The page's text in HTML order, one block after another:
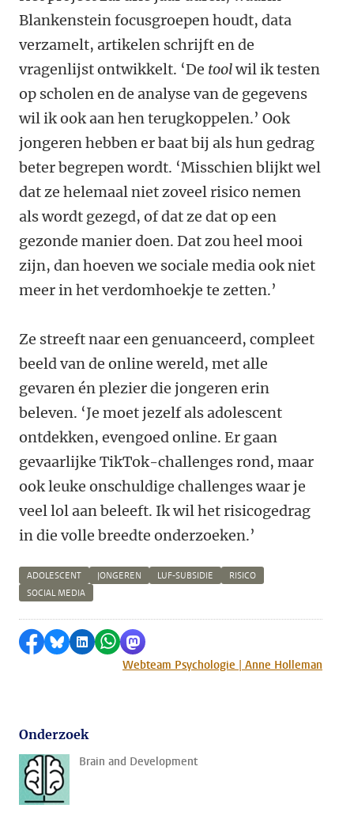
Blankenstein focusgroepen houdt, data
verzamelt, artikelen schrijft en de
vragenlijst ontwikkelt. ‘De toolwil ik testen
op scholen en de analyse van de gegevens
wil ik ook aan hen terugkoppelen.’ Ook
jongeren hebben er baat bij als hun gedrag
beter begrepen wordt. ‘Misschien blijkt wel
dat ze helemaal niet zoveel risico nemen
als wordt gezegd, of dat ze dat op een
gezonde manier doen. Dat zou heel mooi
zijn, dan hoeven we sociale media ook niet
meer in het verdomhoekje te zetten.’
Ze streeft naar een genuanceerd, compleet
beeld van de online wereld, met alle
gevaren én plezier die jongeren erin
beleven. ‘Je moet jezelf als adolescent
ontdekken, evengoed online. Er gaan
gevaarlijke TikTok-challenges rond, maar
ook leuke onschuldige challenges waar je
veel lol aan beleeft. Ik wil het risicogedrag
in die volle breedte onderzoeken.’
ADOLESCENT JONGEREN LUF-SUBSIDIE
RISICO
SOCIAL MEDIA
Delen op Facebook
Delen via Bluesky
Delen op LinkedIn
Delen via WhatsApp
Delen via Mastodon
Webteam Psychologie | Anne Holleman
Onderzoek
Brain and Development